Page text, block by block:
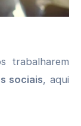
trabalharem
sociais, aqui